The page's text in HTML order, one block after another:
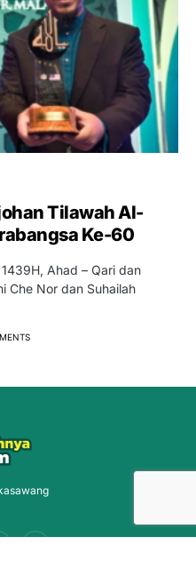
Tilawah Al-
Ke-60
Ahad – Qari dan
Che Nor dan Suhailah